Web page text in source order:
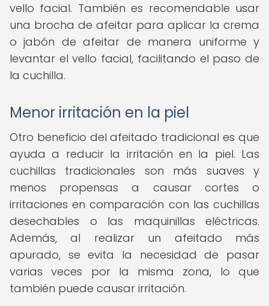
vello facial. También es recomendable usar
una brocha de afeitar para aplicar la crema
o jabón de afeitar de manera uniforme y
levantar el vello facial, facilitando el paso de
la cuchilla.
Menor irritación en la piel
Otro beneficio del afeitado tradicional es que
ayuda a reducir la irritación en la piel. Las
cuchillas tradicionales son más suaves y
menos propensas a causar cortes o
irritaciones en comparación con las cuchillas
desechables o las maquinillas eléctricas.
Además, al realizar un afeitado más
apurado, se evita la necesidad de pasar
varias veces por la misma zona, lo que
también puede causar irritación.